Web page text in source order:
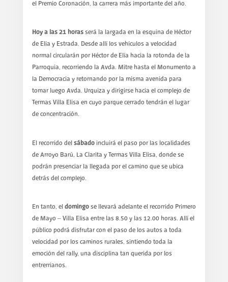
el Premio Coronación, la carrera más importante del año.
Hoy a las 21 horasserá la largada en la esquina de Héctor
de Elía y Estrada. Desde allí los vehículos a velocidad
normal circularán por Héctor de Elía hacia la rotonda de la
Parroquia, recorriendo la Avda. Mitre hasta el Monumento a
la Democracia y retornando por la misma avenida para
tomar luego Avda. Urquiza y dirigirse hacia el complejo de
Termas Villa Elisa en cuyo parque cerrado tendrán el lugar
de concentración.
El recorrido del sábadoincluirá el paso por las localidades
de Arroyo Barú, La Clarita y Termas Villa Elisa, donde se
podrán presenciar la llegada por el camino que se ubica
detrás del complejo.
En tanto, el domingose llevará adelante el recorrido Primero
de Mayo – Villa Elisa entre las 8.50 y las 12.00 horas. Allí el
público podrá disfrutar con el paso de los autos a toda
velocidad por los caminos rurales, sintiendo toda la
emoción del rally, una disciplina tan querida por los
entrerrianos.